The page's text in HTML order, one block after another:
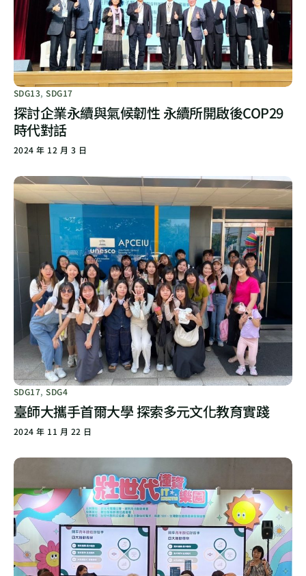
SDG13,SDG17
探討企業永續與氣候韌性 永續所開啟後COP29
時代對話
2024 年 12 月 3 日
SDG17,SDG4
臺師大攜手首爾大學 探索多元文化教育實踐
2024 年 11 月 22 日